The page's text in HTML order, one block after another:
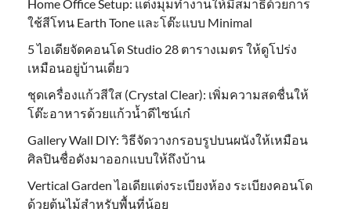
Home Office Setup: แต่งมุมทำงานให้มีสมาธิด้วยการ
ใช้สีโทน Earth Tone และโต๊ะแบบ Minimal
5 ไอเดียจัดคอนโด Studio 28 ตารางเมตร ให้ดูโปร่ง
เหมือนอยู่บ้านเดี่ยว
ชุดเครื่องแก้วสีใส (Crystal Clear): เพิ่มความสดชื่นให้
โต๊ะอาหารด้วยแก้วน้ำดีไซน์เก๋
Gallery Wall DIY: วิธีจัดวางกรอบรูปบนผนังให้เหมือน
ศิลปินชื่อดังมาออกแบบให้ถึงบ้าน
Vertical Garden ไอเดียแต่งระเบียงห้อง ระเบียงคอนโด
ด้วยต้นไม้สำหรับพื้นที่น้อย